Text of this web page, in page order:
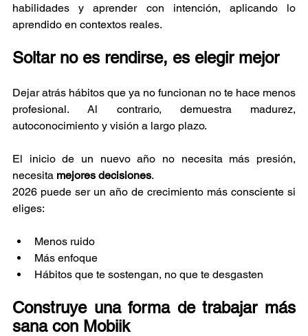
habilidades y aprender con intención, aplicando lo
aprendido en contextos reales.
Soltar no es rendirse, es elegir mejor
Dejar atrás hábitos que ya no funcionan no te hace menos
profesional. Al contrario, demuestra madurez,
autoconocimiento y visión a largo plazo.
El inicio de un nuevo año no necesita más presión,
necesita mejores decisiones.
2026 puede ser un año de crecimiento más consciente si
eliges:
Menos ruido
Más enfoque
Hábitos que te sostengan, no que te desgasten
Construye una forma de trabajar más
sana con Mobiik